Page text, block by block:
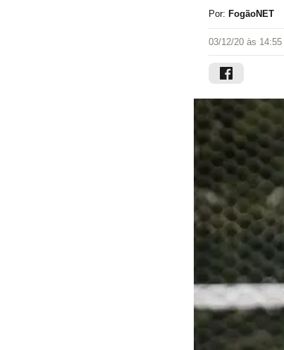
Por: FogãoNET
03/12/20 às 14:55